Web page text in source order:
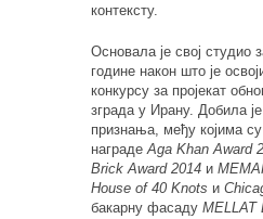
контексту.
Основала је свој студио
године након што је
конкурсу за пројекат
зграда у Ирану. Добила
признања, међу којима
награде Aga Khan Award
Brick Award 2014 и
House of 40 Knots и
бакарну фасаду MELLAT